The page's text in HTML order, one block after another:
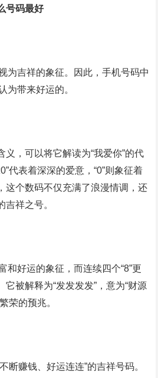
号码最好
为吉祥的象征。因此，手机号码中
为带来好运的。
义，可以将它解读为“我爱你”的代
代表着深深的爱意，“0”则象征着
这个数码不仅充满了浪漫情调，还
吉祥之号。
和好运的象征，而连续四个“8”更
被解释为“发发发发”，意为“财源
荣的预兆。
断赚钱、好运连连”的吉祥号码。